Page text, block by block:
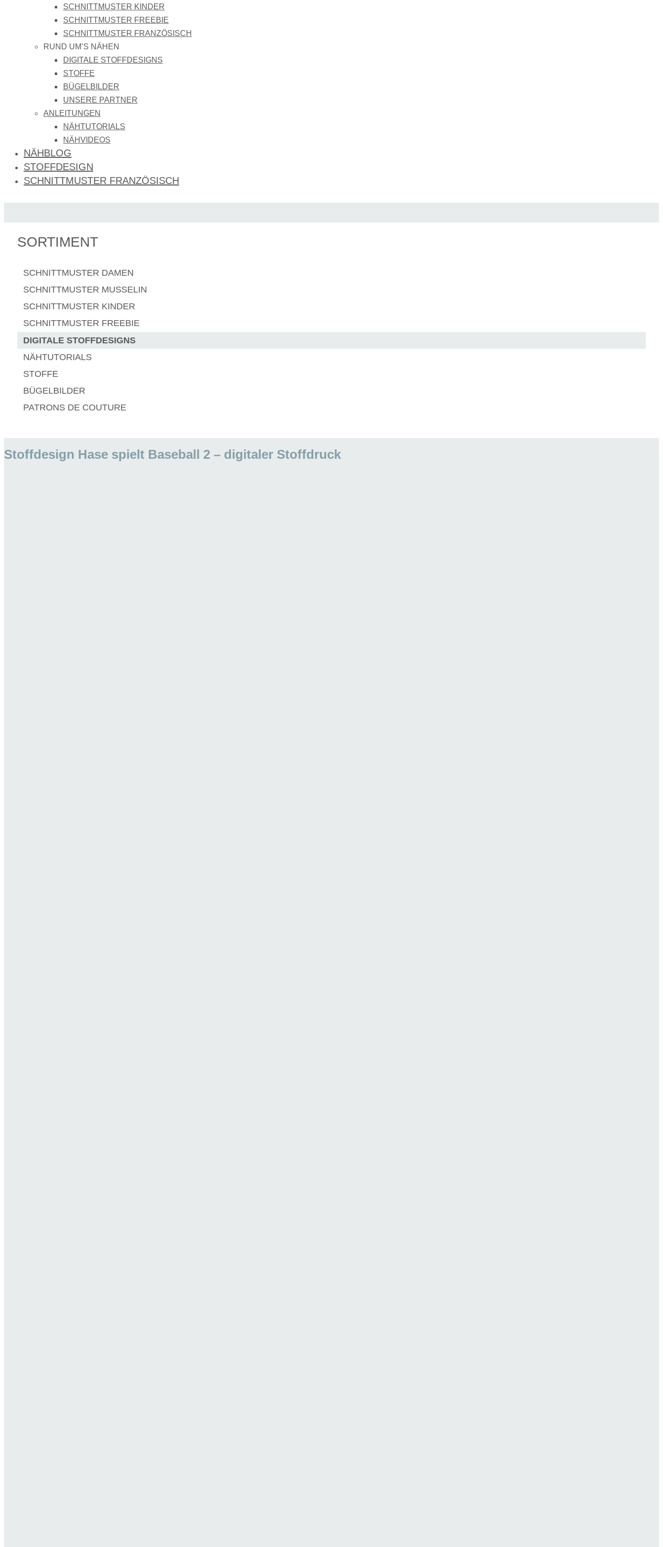
SCHNITTMUSTER KINDER
SCHNITTMUSTER FREEBIE
SCHNITTMUSTER FRANZÖSISCH
RUND UM’S NÄHEN
DIGITALE STOFFDESIGNS​
STOFFE
BÜGELBILDER
UNSERE PARTNER
ANLEITUNGEN
NÄHTUTORIALS
NÄHVIDEOS
NÄHBLOG
STOFFDESIGN
SCHNITTMUSTER FRANZÖSISCH
SORTIMENT
SCHNITTMUSTER DAMEN
SCHNITTMUSTER MUSSELIN
SCHNITTMUSTER KINDER
SCHNITTMUSTER FREEBIE
DIGITALE STOFFDESIGNS​
NÄHTUTORIALS
STOFFE
BÜGELBILDER
PATRONS DE COUTURE
Stoffdesign Hase spielt Baseball 2 – digitaler Stoffdruck